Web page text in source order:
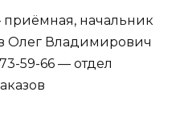
приёмная, начальник
Олег Владимирович
59-66 — отдел